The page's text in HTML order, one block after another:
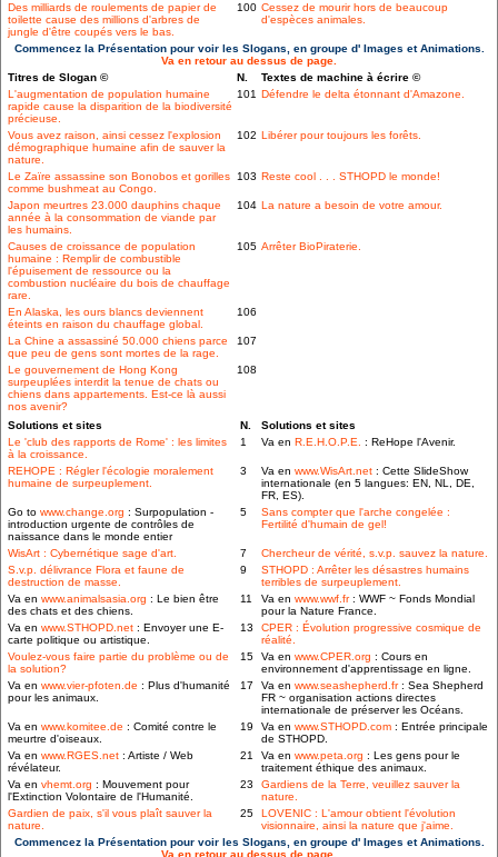
Des milliards de roulements de papier de
toilette cause des millions d'arbres de
jungle d'être coupés vers le bas.
100 Cessez de mourir hors de beaucoup
d'espèces animales.
Commencez la Présentation pour voir les Slogans, en groupe d' Images et Animations.
Va en retour au dessus de page.
Titres de Slogan ©
N.
Textes de machine à écrire ©
L'augmentation de population humaine
rapide cause la disparition de la biodiversité
précieuse.
101 Défendre le delta étonnant d'Amazone.
Vous avez raison, ainsi cessez l'explosion
démographique humaine afin de sauver la
nature.
102 Libérer pour toujours les forêts.
Le Zaïre assassine son Bonobos et gorilles
comme bushmeat au Congo.
103 Reste cool . . . STHOPD le monde!
Japon meurtres 23.000 dauphins chaque
année à la consommation de viande par
les humains.
104 La nature a besoin de votre amour.
Causes de croissance de population
humaine : Remplir de combustible
l'épuisement de ressource ou la
combustion nucléaire du bois de chauffage
rare.
105 Arrêter BioPiraterie.
En Alaska, les ours blancs deviennent
éteints en raison du chauffage global.
106
La Chine a assassiné 50.000 chiens parce
que peu de gens sont mortes de la rage.
107
Le gouvernement de Hong Kong
surpeuplées interdit la tenue de chats ou
chiens dans appartements. Est-ce là aussi
nos avenir?
108
Solutions et sites N.
Solutions et sites
Le 'club des rapports de Rome' : les limites
à la croissance.
1 Va en R.E.H.O.P.E. : ReHope l'Avenir.
REHOPE : Régler l'écologie moralement
humaine de surpeuplement.
3 Va en www.WisArt.net : Cette SlideShow
internationale (en 5 langues: EN, NL, DE,
FR, ES).
Go to www.change.org : Surpopulation -
introduction urgente de contrôles de
naissance dans le monde entier
5
Sans compter que l'arche congelée :
Fertilité d'humain de gel!
WisArt : Cybernétique sage d'art. 7
Chercheur de vérité, s.v.p. sauvez la nature.
S.v.p. délivrance Flora et faune de
destruction de masse.
9
STHOPD : Arrêter les désastres humains
terribles de surpeuplement.
Va en www.animalsasia.org : Le bien être
des chats et des chiens.
11 Va en www.wwf.fr: WWF ~ Fonds Mondial
pour la Nature France.
Va en www.STHOPD.net : Envoyer une E-
carte politique ou artistique.
13
CPER : Évolution progressive cosmique de
réalité.
Voulez-vous faire partie du problème ou de
la solution?
15 Va en www.CPER.org : Cours en
environnement d'apprentissage en ligne.
Va en www.vier-pfoten.de : Plus d'humanité
pour les animaux.
17 Va en www.seashepherd.fr: Sea Shepherd
FR ~ organisation actions directes
internationale de préserver les Océans.
Va en www.komitee.de : Comité contre le
meurtre d'oiseaux.
19 Va en www.STHOPD.com : Entrée principale
de STHOPD.
Va en www.RGES.net : Artiste / Web
révélateur.
21 Va en www.peta.org : Les gens pour le
traitement éthique des animaux.
Va en vhemt.org : Mouvement pour
l'Extinction Volontaire de l'Humanité.
23
Gardiens de la Terre, veuillez sauver la
nature.
Gardien de paix, s'il vous plaît sauver la
nature.
25
LOVENIC : L'amour obtient l'évolution
visionnaire, ainsi la nature que j'aime.
Commencez la Présentation pour voir les Slogans, en groupe d' Images et Animations.